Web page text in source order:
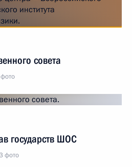
совета
государств ШОС
фото